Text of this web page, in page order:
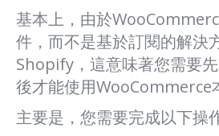
基本上，由於
件，而不是基於訂閱的解決
Shopify，這意味著您需要
後才能使用WooCommerce
主要是，您需要完成以下操